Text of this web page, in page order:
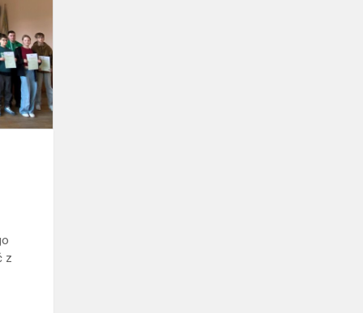
akademija“
z